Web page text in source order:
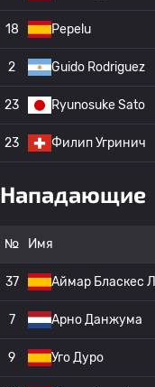
18 Pepelu
2 Guido Rodriguez
23 Ryunosuke Sato
23 Филип Угринич
Нападающие
№ Имя
37 Аймар Бласкес Л
7 Арно Данжума
9 Уго Дуро